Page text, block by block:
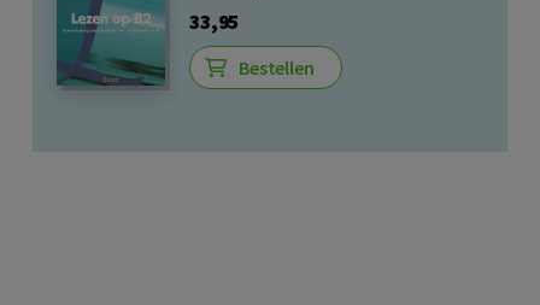
33,95
Bestellen